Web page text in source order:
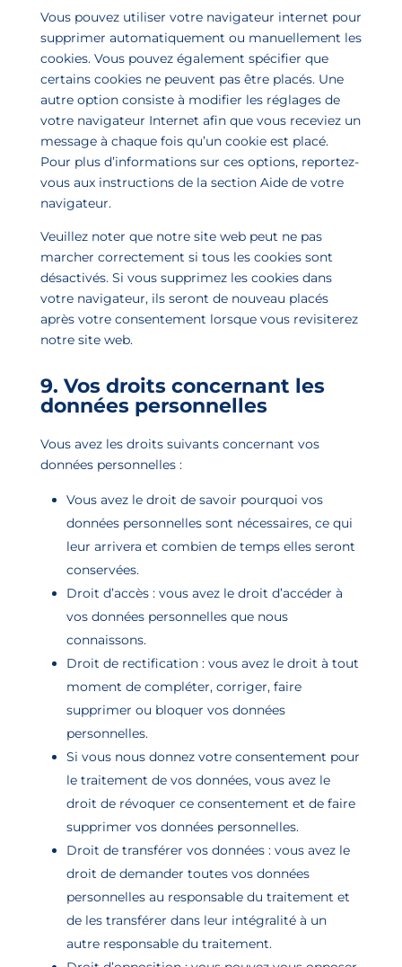
Vous pouvez utiliser votre navigateur internet pour
supprimer automatiquement ou manuellement les
cookies. Vous pouvez également spécifier que
certains cookies ne peuvent pas être placés. Une
autre option consiste à modifier les réglages de
votre navigateur Internet afin que vous receviez un
message à chaque fois qu’un cookie est placé.
Pour plus d’informations sur ces options, reportez-
vous aux instructions de la section Aide de votre
navigateur.
Veuillez noter que notre site web peut ne pas
marcher correctement si tous les cookies sont
désactivés. Si vous supprimez les cookies dans
votre navigateur, ils seront de nouveau placés
après votre consentement lorsque vous revisiterez
notre site web.
9. Vos droits concernant les
données personnelles
Vous avez les droits suivants concernant vos
données personnelles :
Vous avez le droit de savoir pourquoi vos
données personnelles sont nécessaires, ce qui
leur arrivera et combien de temps elles seront
conservées.
Droit d’accès : vous avez le droit d’accéder à
vos données personnelles que nous
connaissons.
Droit de rectification : vous avez le droit à tout
moment de compléter, corriger, faire
supprimer ou bloquer vos données
personnelles.
Si vous nous donnez votre consentement pour
le traitement de vos données, vous avez le
droit de révoquer ce consentement et de faire
supprimer vos données personnelles.
Droit de transférer vos données : vous avez le
droit de demander toutes vos données
personnelles au responsable du traitement et
de les transférer dans leur intégralité à un
autre responsable du traitement.